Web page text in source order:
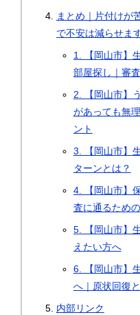
まとめ｜片付けが
で不安は減らせま
1. 【岡山市】
部屋探し｜審
2. 【岡山市】
があっても無
ント
3. 【岡山市】
ターンとは？
4. 【岡山市】
査に通るため
5. 【岡山市】
えたい方へ
6. 【岡山市】
へ｜原状回復
内部リンク